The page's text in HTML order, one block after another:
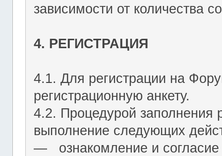
зависимости от количества
4. РЕГИСТРАЦИЯ
4.1. Для регистрации на
регистрационную анкету.
4.2. Процедурой заполнения
выполнение следующих
― ознакомление и согласие